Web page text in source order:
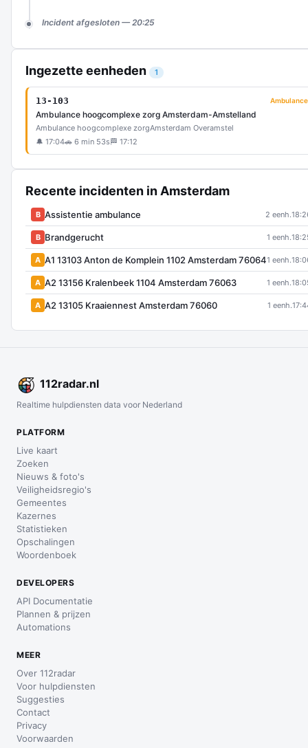
Incident afgesloten — 20:25
Ingezette eenheden 1
13-103 Ambulance
Ambulance hoogcomplexe zorg Amsterdam-Amstelland
Ambulance hoogcomplexe zorgAmsterdam Overamstel
🔔 17:04🚗 6 min 53s 🏁 17:12
Recente incidenten in Amsterdam
B Assistentie ambulance 2 eenh.
B Brandgerucht 1 eenh.
A A1 13103 Anton de Komplein 1102 Amsterdam 760641 eenh.
A A2 13156 Kralenbeek 1104 Amsterdam 76063 1 eenh.
A A2 13105 Kraaiennest Amsterdam 76060 1 eenh.
112radar.nl
Realtime hulpdiensten data voor Nederland
PLATFORM
Live kaart
Zoeken
Nieuws & foto's
Veiligheidsregio's
Gemeentes
Kazernes
Statistieken
Opschalingen
Woordenboek
DEVELOPERS
API Documentatie
Plannen & prijzen
Automations
MEER
Over 112radar
Voor hulpdiensten
Suggesties
Contact
Privacy
Voorwaarden